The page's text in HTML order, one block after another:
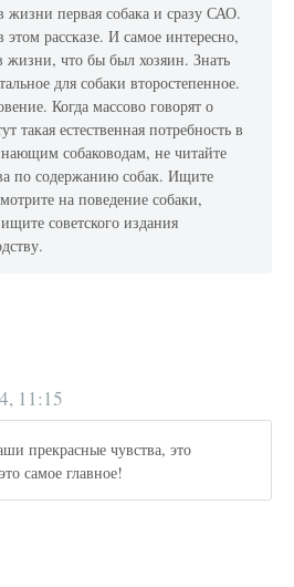
жизни первая собака и сразу САО.
этом рассказе. И самое интересно,
жизни, что бы был хозяин. Знать
для собаки второстепенное.
Когда массово говорят о
такая естественная потребность в
собаководам, не читайте
по содержанию собак. Ищите
на поведение собаки,
советского издания
11:15
прекрасные чувства, это
самое главное!